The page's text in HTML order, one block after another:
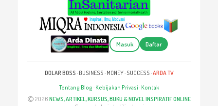
Masuk Daftar
DOLAR BOSS · BUSINESS · MONEY· SUCCESS ·ARDA TV
Tentang Blog · Kebijakan Privasi · Kontak
2026 NEWS, ARTIKEL, KURSUS, BUKU & NOVEL INSPIRATIF ONLINE